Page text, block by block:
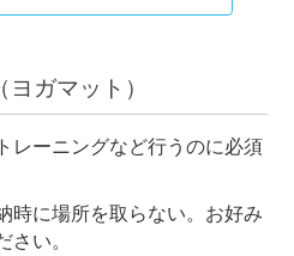
ガマット）
レーニングなど行うのに必須
時に場所を取らない。お好み
さい。